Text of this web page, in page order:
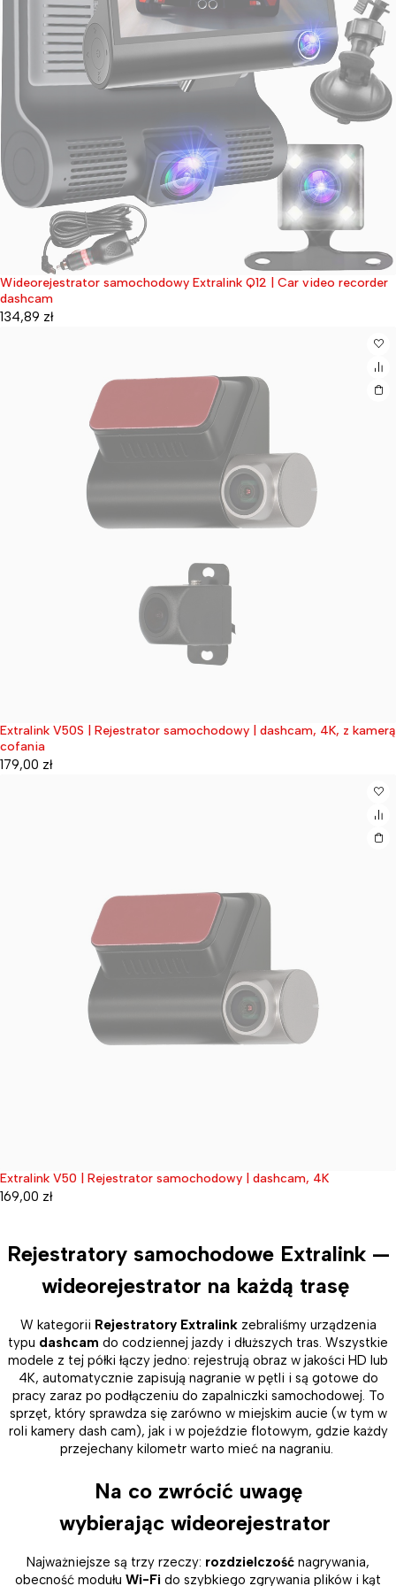
Wyprzedane
Wideorejestrator samochodowy Extralink Q12 | Car video recorder
dashcam
134,89 zł
Wyprzedane
Extralink V50S | Rejestrator samochodowy | dashcam, 4K, z kamerą
cofania
179,00 zł
Wyprzedane
Extralink V50 | Rejestrator samochodowy | dashcam, 4K
169,00 zł
Rejestratory samochodowe Extralink —
wideorejestrator na każdą trasę
W kategorii Rejestratory Extralinkzebraliśmy urządzenia
typu dashcam do codziennej jazdy i dłuższych tras. Wszystkie
modele z tej półki łączy jedno: rejestrują obraz w jakości HD lub
4K, automatycznie zapisują nagranie w pętli i są gotowe do
pracy zaraz po podłączeniu do zapalniczki samochodowej. To
sprzęt, który sprawdza się zarówno w miejskim aucie (w tym w
roli kamery dash cam), jak i w pojeździe flotowym, gdzie każdy
przejechany kilometr warto mieć na nagraniu.
Na co zwrócić uwagę
wybierając wideorejestrator
Najważniejsze są trzy rzeczy: rozdzielczość nagrywania,
obecność modułu Wi-Fi do szybkiego zgrywania plików i kąt